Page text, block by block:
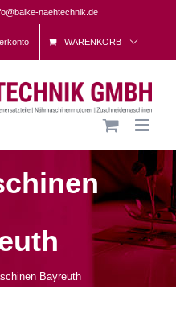
naehtechnik.de
WARENKORB
Bayreuth